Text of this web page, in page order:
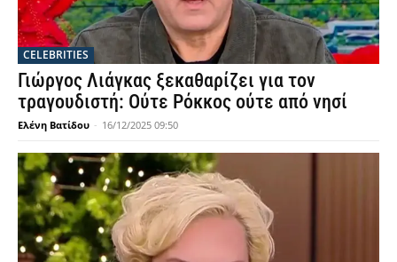
CELEBRITIES
Γιώργος Λιάγκας ξεκαθαρίζει για τον
τραγουδιστή: Ούτε Ρόκκος ούτε από νησί
Ελένη Βατίδου - 16/12/2025 09:50